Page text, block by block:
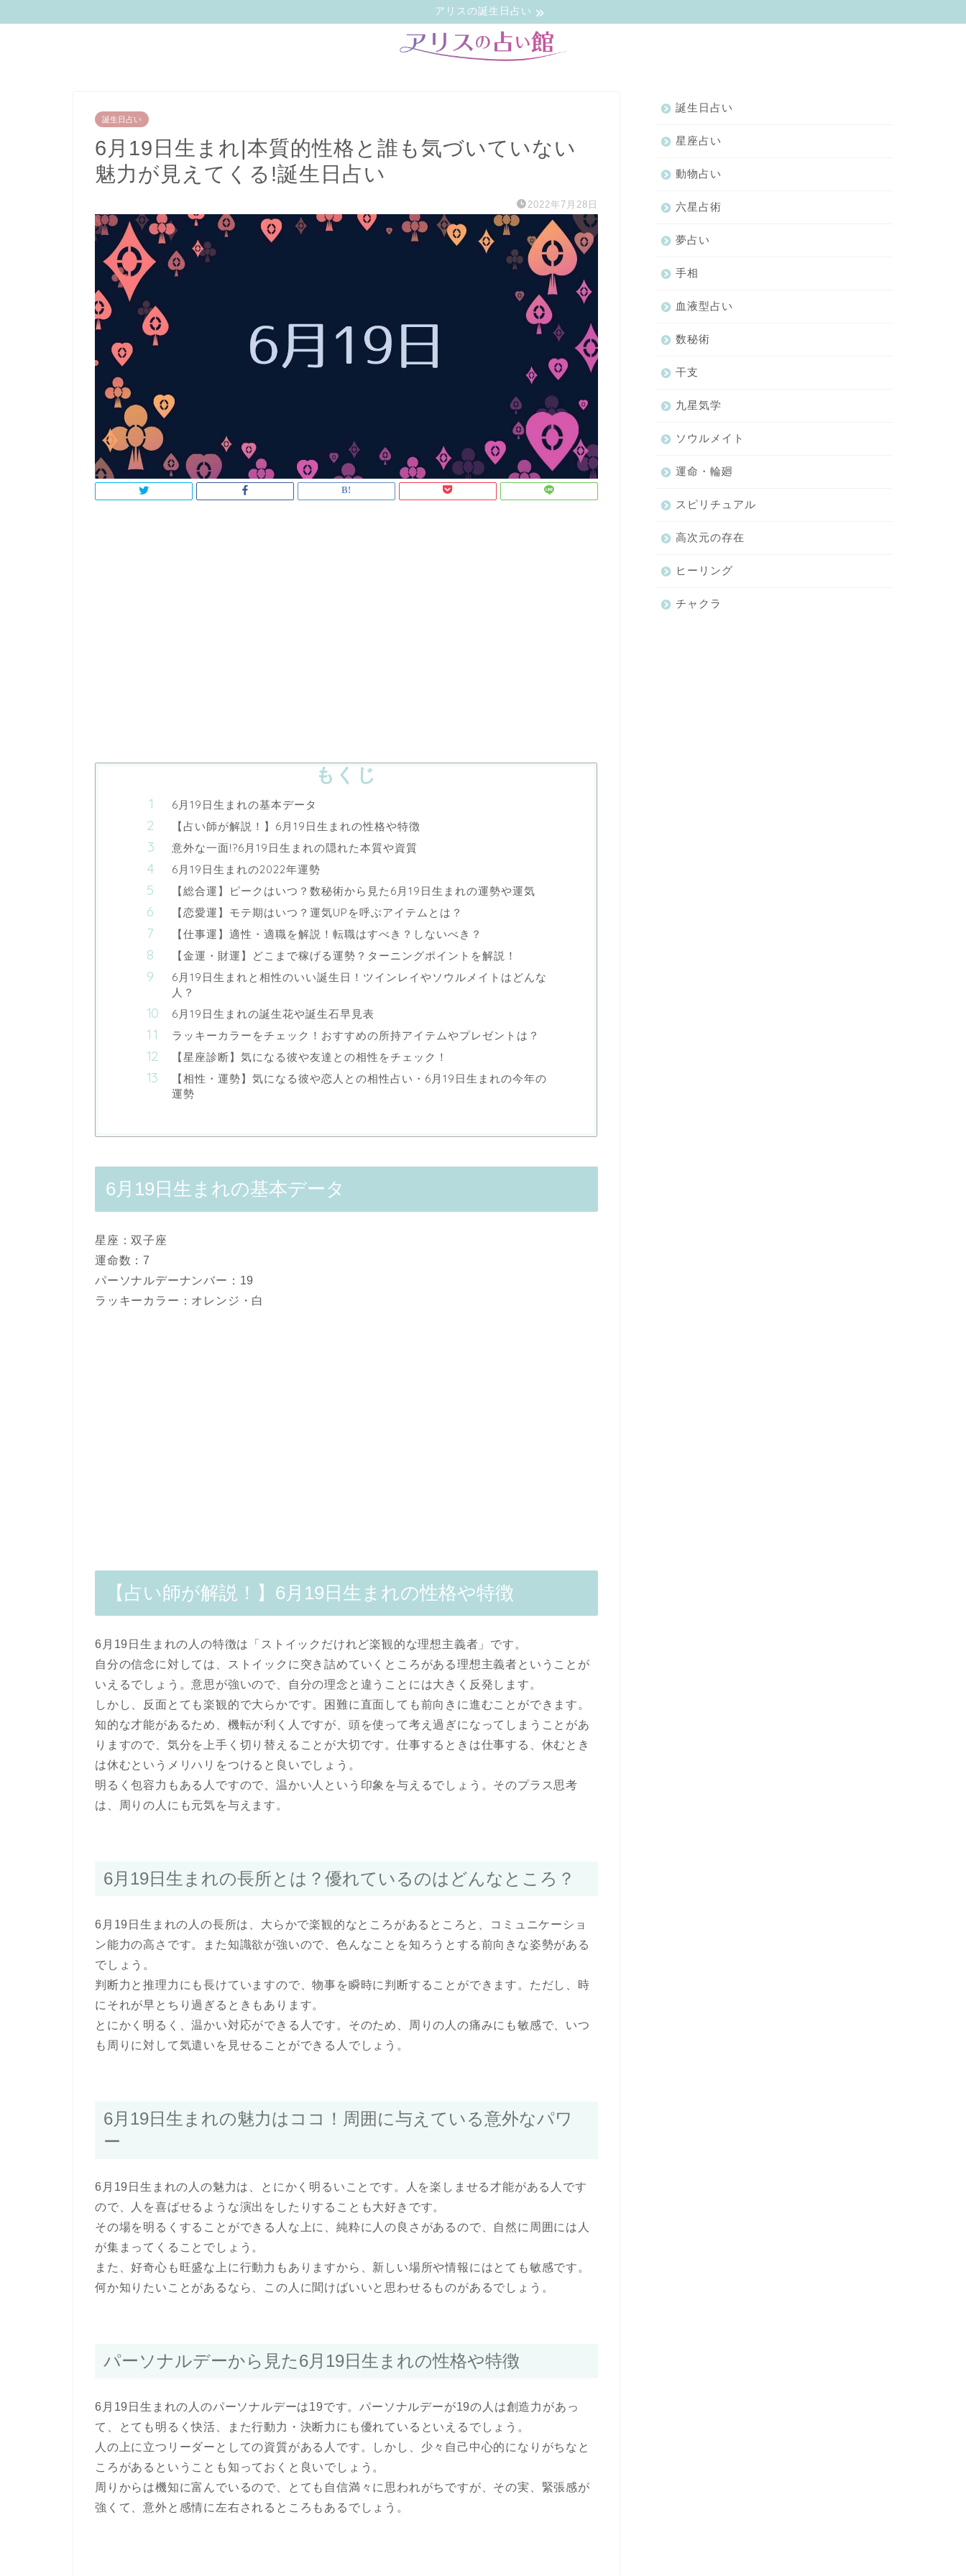
アリスの誕生日占い
誕生日占い
6月19日生まれ|本質的性格と誰も気づいていない
魅力が見えてくる!誕生日占い
2022年7月28日
もくじ
6月19日生まれの基本データ
【占い師が解説！】6月19日生まれの性格や特徴
意外な一面!?6月19日生まれの隠れた本質や資質
6月19日生まれの2022年運勢
【総合運】ピークはいつ？数秘術から見た6月19日生まれの運勢や運気
【恋愛運】モテ期はいつ？運気UPを呼ぶアイテムとは？
【仕事運】適性・適職を解説！転職はすべき？しないべき？
【金運・財運】どこまで稼げる運勢？ターニングポイントを解説！
6月19日生まれと相性のいい誕生日！ツインレイやソウルメイトはどんな
人？
6月19日生まれの誕生花や誕生石早見表
ラッキーカラーをチェック！おすすめの所持アイテムやプレゼントは？
【星座診断】気になる彼や友達との相性をチェック！
【相性・運勢】気になる彼や恋人との相性占い・6月19日生まれの今年の
運勢
6月19日生まれの基本データ
星座：双子座
運命数：7
パーソナルデーナンバー：19
ラッキーカラー：オレンジ・白
【占い師が解説！】6月19日生まれの性格や特徴
6月19日生まれの人の特徴は「ストイックだけれど楽観的な理想主義者」です。
自分の信念に対しては、ストイックに突き詰めていくところがある理想主義者ということが
いえるでしょう。意思が強いので、自分の理念と違うことには大きく反発します。
しかし、反面とても楽観的で大らかです。困難に直面しても前向きに進むことができます。
知的な才能があるため、機転が利く人ですが、頭を使って考え過ぎになってしまうことがあ
りますので、気分を上手く切り替えることが大切です。仕事するときは仕事する、休むとき
は休むというメリハリをつけると良いでしょう。
明るく包容力もある人ですので、温かい人という印象を与えるでしょう。そのプラス思考
は、周りの人にも元気を与えます。
6月19日生まれの長所とは？優れているのはどんなところ？
6月19日生まれの人の長所は、大らかで楽観的なところがあるところと、コミュニケーショ
ン能力の高さです。また知識欲が強いので、色んなことを知ろうとする前向きな姿勢がある
でしょう。
判断力と推理力にも長けていますので、物事を瞬時に判断することができます。ただし、時
にそれが早とちり過ぎるときもあります。
とにかく明るく、温かい対応ができる人です。そのため、周りの人の痛みにも敏感で、いつ
も周りに対して気遣いを見せることができる人でしょう。
6月19日生まれの魅力はココ！周囲に与えている意外なパワ
ー
6月19日生まれの人の魅力は、とにかく明るいことです。人を楽しませる才能がある人です
ので、人を喜ばせるような演出をしたりすることも大好きです。
その場を明るくすることができる人な上に、純粋に人の良さがあるので、自然に周囲には人
が集まってくることでしょう。
また、好奇心も旺盛な上に行動力もありますから、新しい場所や情報にはとても敏感です。
何か知りたいことがあるなら、この人に聞けばいいと思わせるものがあるでしょう。
パーソナルデーから見た6月19日生まれの性格や特徴
6月19日生まれの人のパーソナルデーは19です。パーソナルデーが19の人は創造力があっ
て、とても明るく快活、また行動力・決断力にも優れているといえるでしょう。
人の上に立つリーダーとしての資質がある人です。しかし、少々自己中心的になりがちなと
ころがあるということも知っておくと良いでしょう。
周りからは機知に富んでいるので、とても自信満々に思われがちですが、その実、緊張感が
強くて、意外と感情に左右されるところもあるでしょう。
誕生日占い
星座占い
動物占い
六星占術
夢占い
手相
血液型占い
数秘術
干支
九星気学
ソウルメイト
運命・輪廻
スピリチュアル
高次元の存在
ヒーリング
チャクラ